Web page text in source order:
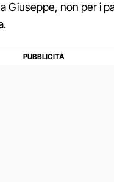
Giuseppe, non per i